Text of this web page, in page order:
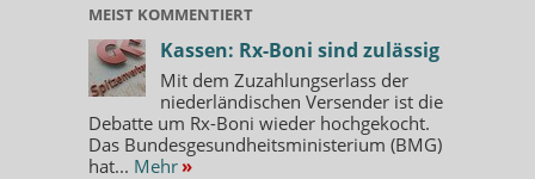
MEIST KOMMENTIERT
Kassen: Rx-Boni sind zulässig
Mit dem Zuzahlungserlass der
niederländischen Versender ist die
Debatte um Rx-Boni wieder hochgekocht.
Das Bundesgesundheitsministerium (BMG)
hat... Mehr »